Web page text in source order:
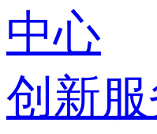
中心
创新